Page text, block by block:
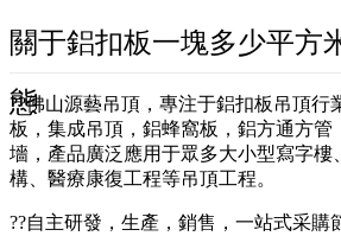
關于鋁扣板一塊多少平方
態
??佛山源藝吊頂，專注于鋁扣板吊頂行
板，集成吊頂，鋁蜂窩板，鋁方通方管
墻，產品廣泛應用于眾多大小型寫字樓
構、醫療康復工程等吊頂工程。
??自主研發，生產，銷售，一站式采購